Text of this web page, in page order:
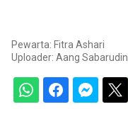
Pewarta: Fitra Ashari
Uploader: Aang Sabarudin